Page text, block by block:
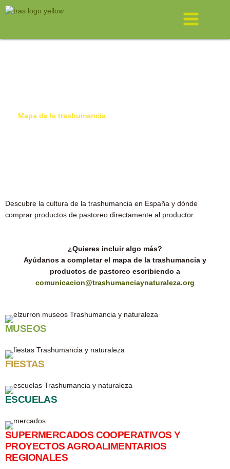
Mapa de la trashumancia
Descubre la cultura de la trashumancia en España y dónde
comprar productos de pastoreo directamente al productor.
¿Quieres incluir algo más?
Ayúdanos a completar el mapa de la trashumancia y
productos de pastoreo escribiendo a
comunicacion@trashumanciaynaturaleza.org
MUSEOS
FIESTAS
ESCUELAS
SUPERMERCADOS COOPERATIVOS Y
PROYECTOS AGROALIMENTARIOS
REGIONALES